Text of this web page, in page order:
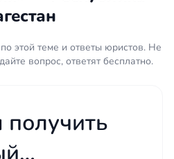
найма или ордер на
книги или справка о
лицах
на приватизацию
этой теме и ответы юристов. Не
вопрос, ответят бесплатно.